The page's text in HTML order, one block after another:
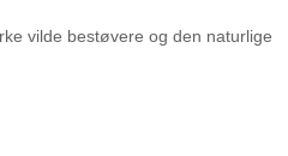
vilde bestøvere og den naturlige